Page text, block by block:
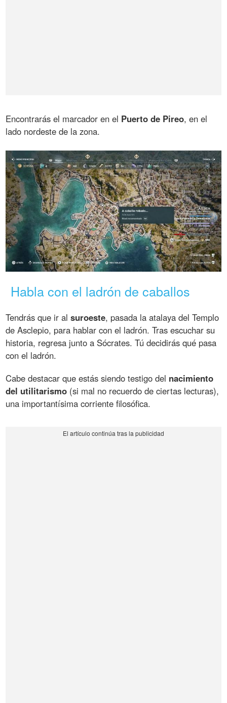
Encontrarás el marcador en el Puerto de Pireo, en el
lado nordeste de la zona.
Habla con el ladrón de caballos
Tendrás que ir alsuroeste, pasada la atalaya del Templo
de Asclepio, para hablar con el ladrón. Tras escuchar su
historia, regresa junto a Sócrates. Tú decidirás qué pasa
con el ladrón.
Cabe destacar que estás siendo testigo del nacimiento
del utilitarismo (si mal no recuerdo de ciertas lecturas),
una importantísima corriente filosófica.